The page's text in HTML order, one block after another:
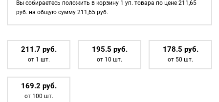
люверсов
Вы собираетесь положить в корзину 1 уп. товара по цене 211,65
руб. на общую сумму 211,65руб.
211.7 руб.
от 1 шт.
195.5 руб.
от 10 шт.
178.5 руб.
от 50 шт.
169.2 руб.
от 100 шт.